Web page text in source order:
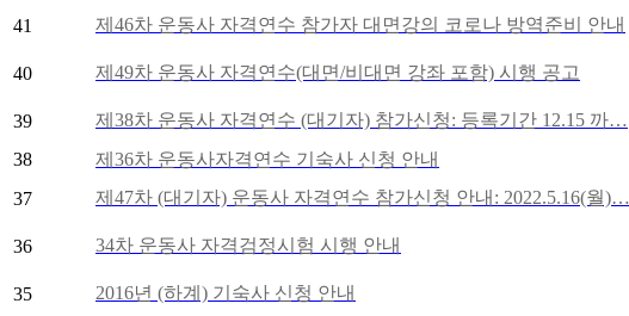
41 제46차 운동사 자격연수 참가자 대면강의 코로나 방역준비 안내
40 제49차 운동사 자격연수(대면/비대면 강좌 포함) 시행 공고
39 제38차 운동사 자격연수 (대기자) 참가신청: 등록기간 12.15 까…
38
제36차 운동사자격연수 기숙사 신청 안내
37
제47차 (대기자) 운동사 자격연수 참가신청 안내: 2022.5.16(월)…
36 34차 운동사 자격검정시험 시행 안내
35 2016년 (하계) 기숙사 신청 안내